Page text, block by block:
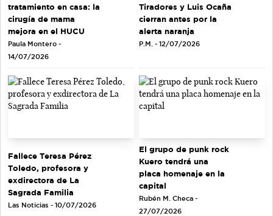
tratamiento en casa: la
cirugía de mama
mejora en el HUCU
Paula Montero -
14/07/2026
Tiradores y Luis Ocaña
cierran antes por la
alerta naranja
P.M. - 12/07/2026
Fallece Teresa Pérez
Toledo, profesora y
exdirectora de La
Sagrada Familia
Las Noticias - 10/07/2026
El grupo de punk rock
Kuero tendrá una
placa homenaje en la
capital
Rubén M. Checa -
27/07/2026